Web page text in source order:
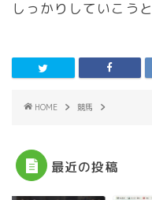
しっかりしていこう
HOME 競馬
最近の投稿